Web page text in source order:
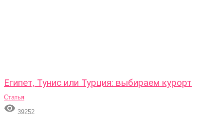
Египет, Тунис или Турция: выбираем курорт
Статья
 39252